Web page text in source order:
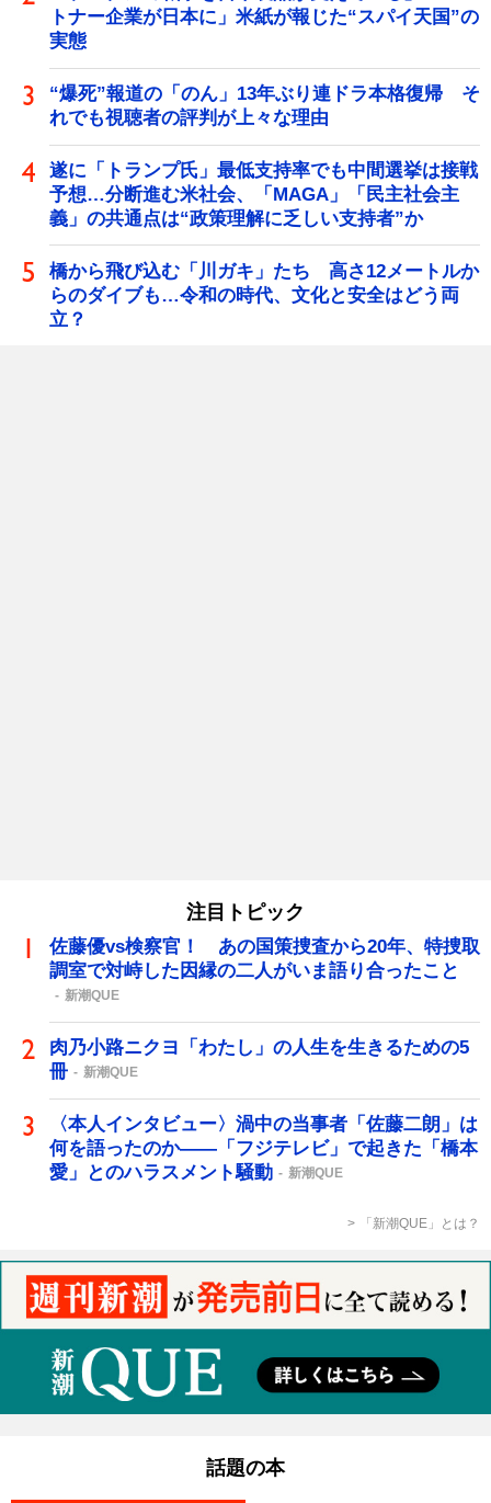
トナー企業が日本に」米紙が報じた“スパイ天国”の
実態
“爆死”報道の「のん」13年ぶり連ドラ本格復帰 そ
れでも視聴者の評判が上々な理由
遂に「トランプ氏」最低支持率でも中間選挙は接戦
予想…分断進む米社会、「MAGA」「民主社会主
義」の共通点は“政策理解に乏しい支持者”か
橋から飛び込む「川ガキ」たち 高さ12メートルか
らのダイブも…令和の時代、文化と安全はどう両
立？
注目トピック
佐藤優vs検察官！ あの国策捜査から20年、特捜取
調室で対峙した因縁の二人がいま語り合ったこと
新潮QUE
肉乃小路ニクヨ「わたし」の人生を生きるための5
冊
新潮QUE
〈本人インタビュー〉渦中の当事者「佐藤二朗」は
何を語ったのか――「フジテレビ」で起きた「橋本
愛」とのハラスメント騒動
新潮QUE
「新潮QUE」とは？
話題の本